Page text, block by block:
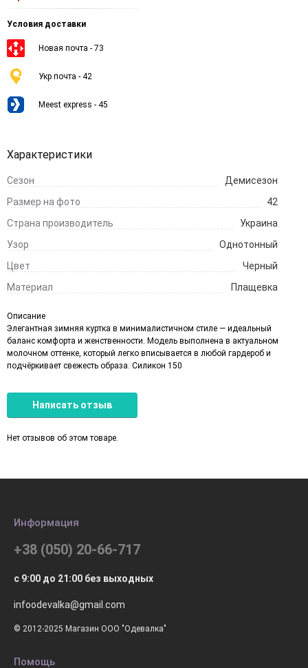
Условия доставки
Новая почта - 73
Укр почта - 42
Meest express - 45
Характеристики
Сезон
Демисезон
Размер на фото
42
Страна производитель
Украина
Узор
Однотонный
Цвет
Черный
Материал
Плащевка
Описание
Элегантная зимняя куртка в минималистичном стиле — идеальный
баланс комфорта и женственности. Модель выполнена в актуальном
молочном оттенке, который легко вписывается в любой гардероб и
подчёркивает свежесть образа. Силикон 150
Написать отзыв
Нет отзывов об этом товаре.
Информация
+38 (050) 20-66-717
с 9:00 до 21:00 без выходных
infoodevalka@gmail.com
© 2012-2025 Магазин ООО "Одевалка"
Помощь